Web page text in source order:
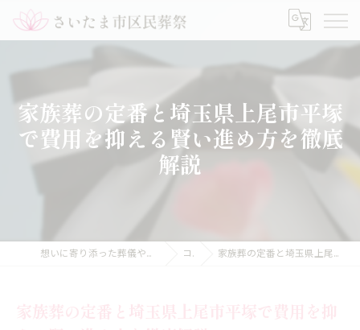
家族葬の定番と埼玉県上尾市平塚
で費用を抑える賢い進め方を徹底
解説
想いに寄り添った葬儀や家族葬のことなら【さいたま市区民葬祭】 コラム 家族葬の定番と埼玉県上尾市平塚で費用を抑える賢い進め方を徹底解説